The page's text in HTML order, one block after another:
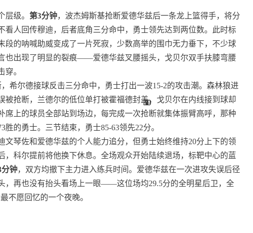
1
1
50
层级。第3分钟，波杰姆斯基抢断爱德华兹后一条龙上篮得手，将分
看人回传穆迪，后者底角三分命中，勇士领先达到两位数。此时标
段的呐喊助威变成了一片死寂，少数高举的围巾无力垂下，不少球
也出现了明显的裂痕——爱德华兹叉腰摇头，戈贝尔双手扶膝弯腰
穿。
希尔德接球反击三分命中，勇士打出一波15-2的攻击潮。森林狼进
被抢断，兰德尔的低位单打被霍福德封盖，戈贝尔在内线接到球却
席上的球员全部站到场边，每完成一次抢断就集体振臂高呼，那种
的勇士。三节结束，勇士85-63领先22分。
1
文琴佐和爱德华兹的个人能力追分，但勇士始终维持20分上下的领
，科尔提前将他换下休息。全场观众开始陆续退场，标靶中心的蓝
分钟，双方均撤下主力进入练兵时间。爱德华兹在一次进攻失误后径
，再也没有抬头看场上一眼——这位场均29.5分的全明星后卫，全
不愿回忆的一个夜晚。
49
1
1
1
50
50